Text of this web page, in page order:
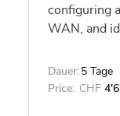
configuring
WAN, and
Dauer: 5 Tage
Price: CHF